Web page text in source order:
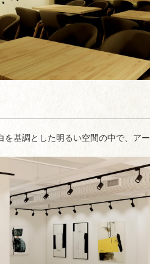
基調とした明るい空間の中で、ア